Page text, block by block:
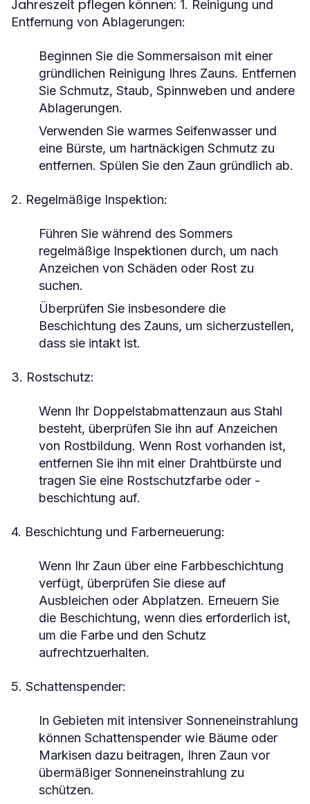
Jahreszeit pflegen können: 1. Reinigung und
Entfernung von Ablagerungen:
Beginnen Sie die Sommersaison mit einer
gründlichen Reinigung Ihres Zauns. Entfernen
Sie Schmutz, Staub, Spinnweben und andere
Ablagerungen.
Verwenden Sie warmes Seifenwasser und
eine Bürste, um hartnäckigen Schmutz zu
entfernen. Spülen Sie den Zaun gründlich ab.
2. Regelmäßige Inspektion:
Führen Sie während des Sommers
regelmäßige Inspektionen durch, um nach
Anzeichen von Schäden oder Rost zu
suchen.
Überprüfen Sie insbesondere die
Beschichtung des Zauns, um sicherzustellen,
dass sie intakt ist.
3. Rostschutz:
Wenn Ihr Doppelstabmattenzaun aus Stahl
besteht, überprüfen Sie ihn auf Anzeichen
von Rostbildung. Wenn Rost vorhanden ist,
entfernen Sie ihn mit einer Drahtbürste und
tragen Sie eine Rostschutzfarbe oder -
beschichtung auf.
4. Beschichtung und Farberneuerung:
Wenn Ihr Zaun über eine Farbbeschichtung
verfügt, überprüfen Sie diese auf
Ausbleichen oder Abplatzen. Erneuern Sie
die Beschichtung, wenn dies erforderlich ist,
um die Farbe und den Schutz
aufrechtzuerhalten.
5. Schattenspender:
In Gebieten mit intensiver Sonneneinstrahlung
können Schattenspender wie Bäume oder
Markisen dazu beitragen, Ihren Zaun vor
übermäßiger Sonneneinstrahlung zu
schützen.